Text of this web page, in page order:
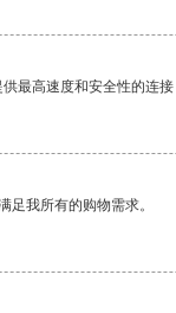
最高速度和安全性的连接
足我所有的购物需求。